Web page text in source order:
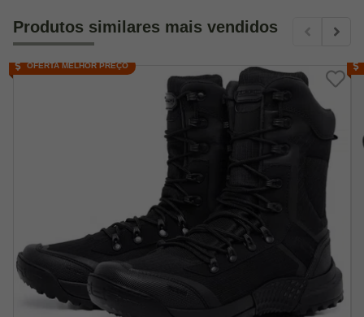
Produtos similares mais vendidos
OFERTA MELHOR PREÇO